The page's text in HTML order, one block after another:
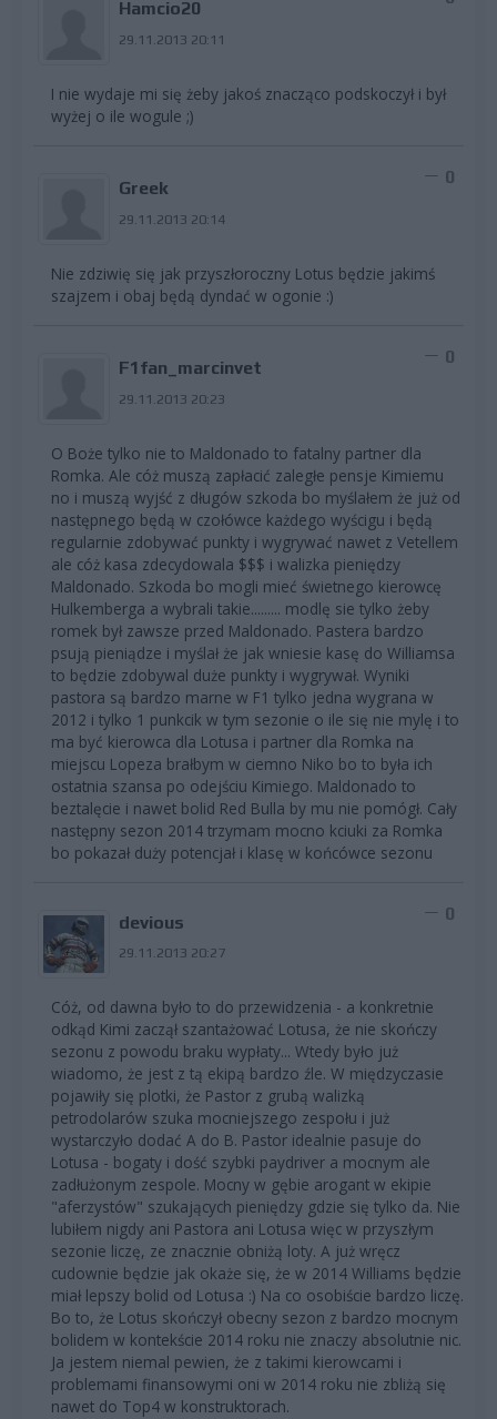
Hamcio20
29.11.2013 20:11
I nie wydaje mi się żeby jakoś znacząco podskoczył i był
wyżej o ile wogule ;)
Greek
29.11.2013 20:14
0
Nie zdziwię się jak przyszłoroczny Lotus będzie jakimś
szajzem i obaj będą dyndać w ogonie :)
F1fan_marcinvet
29.11.2013 20:23
0
O Boże tylko nie to Maldonado to fatalny partner dla
Romka. Ale cóż muszą zapłacić zaległe pensje Kimiemu
no i muszą wyjść z długów szkoda bo myślałem że już od
następnego będą w czołówce każdego wyścigu i będą
regularnie zdobywać punkty i wygrywać nawet z Vetellem
ale cóż kasa zdecydowala $$$ i walizka pieniędzy
Maldonado. Szkoda bo mogli mieć świetnego kierowcę
Hulkemberga a wybrali takie......... modlę sie tylko żeby
romek był zawsze przed Maldonado. Pastera bardzo
psują pieniądze i myślał że jak wniesie kasę do Williamsa
to będzie zdobywal duże punkty i wygrywał. Wyniki
pastora są bardzo marne w F1 tylko jedna wygrana w
2012 i tylko 1 punkcik w tym sezonie o ile się nie mylę i to
ma być kierowca dla Lotusa i partner dla Romka na
miejscu Lopeza brałbym w ciemno Niko bo to była ich
ostatnia szansa po odejściu Kimiego. Maldonado to
beztalęcie i nawet bolid Red Bulla by mu nie pomógł. Cały
następny sezon 2014 trzymam mocno kciuki za Romka
bo pokazał duży potencjał i klasę w końcówce sezonu
devious
29.11.2013 20:27
0
Cóż, od dawna było to do przewidzenia - a konkretnie
odkąd Kimi zaczął szantażować Lotusa, że nie skończy
sezonu z powodu braku wypłaty... Wtedy było już
wiadomo, że jest z tą ekipą bardzo źle. W międzyczasie
pojawiły się plotki, że Pastor z grubą walizką
petrodolarów szuka mocniejszego zespołu i już
wystarczyło dodać A do B. Pastor idealnie pasuje do
Lotusa - bogaty i dość szybki paydriver a mocnym ale
zadłużonym zespole. Mocny w gębie arogant w ekipie
"aferzystów" szukających pieniędzy gdzie się tylko da. Nie
lubiłem nigdy ani Pastora ani Lotusa więc w przyszłym
sezonie liczę, ze znacznie obniżą loty. A już wręcz
cudownie będzie jak okaże się, że w 2014 Williams będzie
miał lepszy bolid od Lotusa :) Na co osobiście bardzo liczę.
Bo to, że Lotus skończył obecny sezon z bardzo mocnym
bolidem w kontekście 2014 roku nie znaczy absolutnie nic.
Ja jestem niemal pewien, że z takimi kierowcami i
problemami finansowymi oni w 2014 roku nie zbliżą się
nawet do Top4 w konstruktorach.